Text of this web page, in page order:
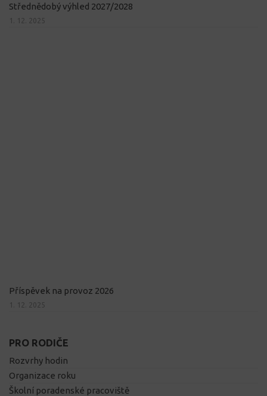
Střednědobý výhled 2027/2028
1. 12. 2025
Příspěvek na provoz 2026
1. 12. 2025
PRO RODIČE
Rozvrhy hodin
Organizace roku
Školní poradenské pracoviště